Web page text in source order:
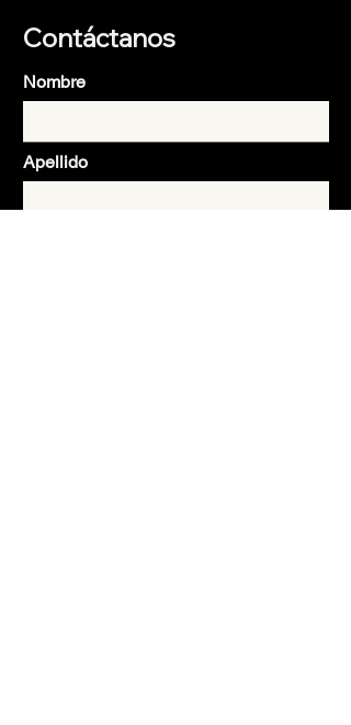
Contáctanos
Nombre
Apellido